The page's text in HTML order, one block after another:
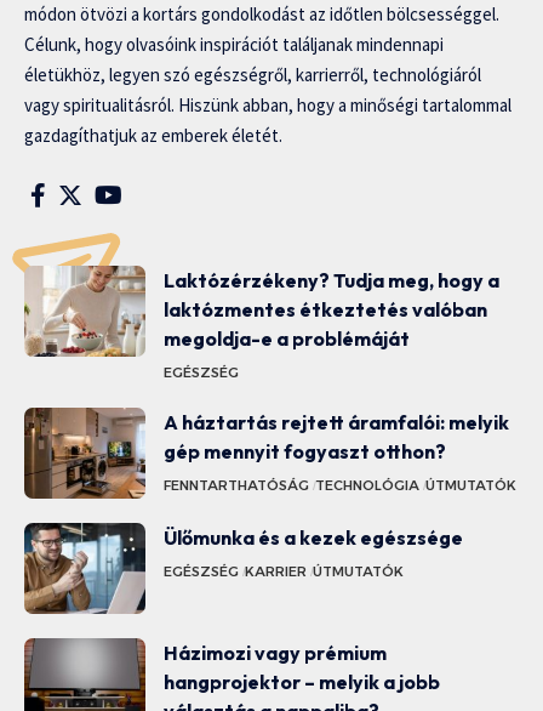
módon ötvözi a kortárs gondolkodást az időtlen bölcsességgel.
Célunk, hogy olvasóink inspirációt találjanak mindennapi
életükhöz, legyen szó egészségről, karrierről, technológiáról
vagy spiritualitásról. Hiszünk abban, hogy a minőségi tartalommal
gazdagíthatjuk az emberek életét.
Laktózérzékeny? Tudja meg, hogy a
laktózmentes étkeztetés valóban
megoldja-e a problémáját
EGÉSZSÉG
A háztartás rejtett áramfalói: melyik
gép mennyit fogyaszt otthon?
FENNTARTHATÓSÁG TECHNOLÓGIA ÚTMUTATÓK
Ülőmunka és a kezek egészsége
EGÉSZSÉG KARRIER ÚTMUTATÓK
Házimozi vagy prémium
hangprojektor – melyik a jobb